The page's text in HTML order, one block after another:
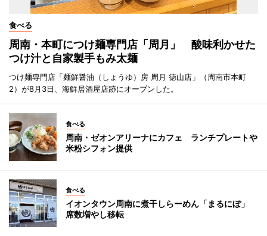
食べる
周南・本町につけ麺専門店「周月」 酸味利かせた
つけ汁と自家製手もみ太麺
つけ麺専門店「麺鮮醤油（しょうゆ）房 周月 徳山店」（周南市本町
2）が8月3日、海鮮居酒屋店跡にオープンした。
食べる
周南・ゼオンアリーナにカフェ ランチプレートや
米粉シフォン提供
食べる
イオンタウン周南に煮干しらーめん「まるにぼ」
席数増やし移転